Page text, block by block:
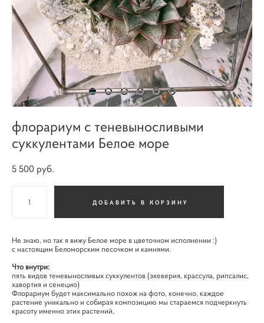
флорариум c теневыносливыми
суккулентами Белое море
5 500 pуб.
ДОБАВИТЬ В КОРЗИНУ
Не знаю, но так я вижу Белое море в цветочном исполнении :)
с настоящим Беломорским песочком и камнями.
Что внутри:
пять видов теневыносливых суккулентов (эхеверия, крассула, рипсалис,
хавортия и сенецио)
Флорариум будет максимально похож на фото, конечно, каждое
растение уникально и собирая композицию мы стараемся подчеркнуть
красоту именно этих растений,